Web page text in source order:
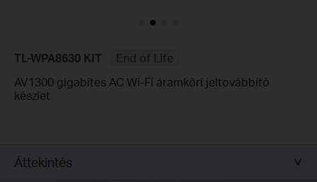
TL-WPA8630 KIT
End of Life
AV1300 gigabites AC Wi-Fi áramköri jeltovábbító
készlet
Áttekintés